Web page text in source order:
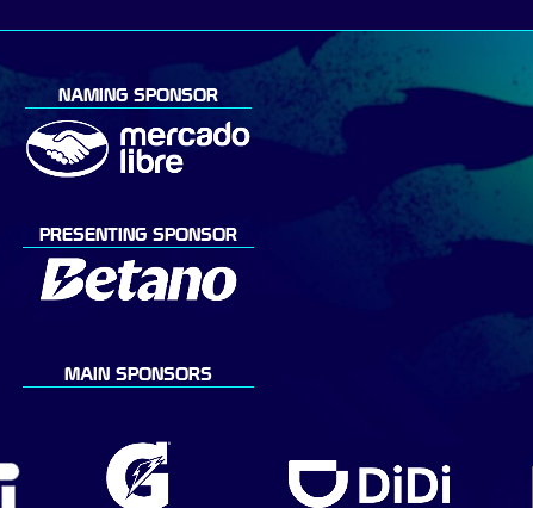
NAMING SPONSOR
PRESENTING SPONSOR
MAIN SPONSORS